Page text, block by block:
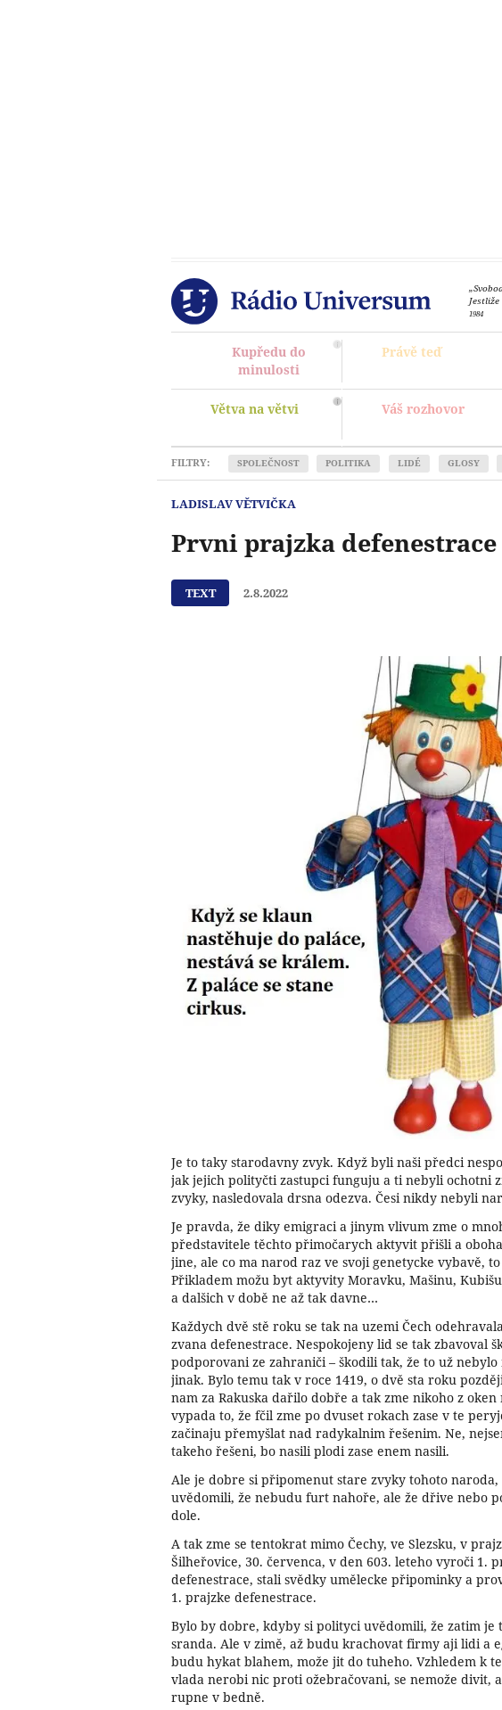
1984
Kupředu do
minulosti
Právě teď
Větva na větvi Váš rozhovor
FILTRY: SPOLEČNOST POLITIKA LIDÉ GLOSY
LADISLAV VĚTVIČKA
Prvni prajzka defenestrace
TEXT 2.8.2022
Je to taky starodavny zvyk. Když byli naši předci
jak jejich polityčti zastupci funguju a ti nebyli ochotni
zvyky, nasledovala drsna odezva. Česi nikdy nebyli
Je pravda, že diky emigraci a jinym vlivum zme o
představitele těchto přimočarych aktyvit přišli a
jine, ale co ma narod raz ve svoji genetycke vybavě,
Přikladem možu byt aktyvity Moravku, Mašinu,
a dalšich v době ne až tak davne…
Každych dvě stě roku se tak na uzemi Čech
zvana defenestrace. Nespokojeny lid se tak zbavoval
podporovani ze zahraniči – škodili tak, že to už nebylo
jinak. Bylo temu tak v roce 1419, o dvě sta roku
nam za Rakuska dařilo dobře a tak zme nikoho z oken
vypada to, že fčil zme po dvuset rokach zase v te
začinaju přemyšlat nad radykalnim řešenim. Ne,
takeho řešeni, bo nasili plodi zase enem nasili.
Ale je dobre si připomenut stare zvyky tohoto naroda,
uvědomili, že nebudu furt nahoře, ale že dřive nebo
dole.
A tak zme se tentokrat mimo Čechy, ve Slezsku, v
Šilheřovice, 30. červenca, v den 603. leteho vyroči 1.
defenestrace, stali svědky umělecke připominky a
1. prajzke defenestrace.
Bylo by dobre, kdyby si polityci uvědomili, že zatim je
sranda. Ale v zimě, až budu krachovat firmy aji lidi a
budu hykat blahem, može jit do tuheho. Vzhledem k
vlada nerobi nic proti ožebračovani, se nemože divit,
rupne v bedně.